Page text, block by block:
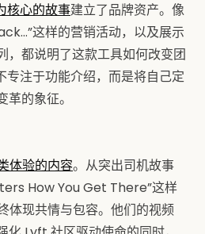
核心的故事建立了品牌资产。像
这样的营销活动，以及展示
，都说明了这款工具如何改变团
专注于功能介绍，而是将自己定
的象征。
体验的内容。从突出司机故事
How You Get There”这样
体现共情与包容。他们的视频